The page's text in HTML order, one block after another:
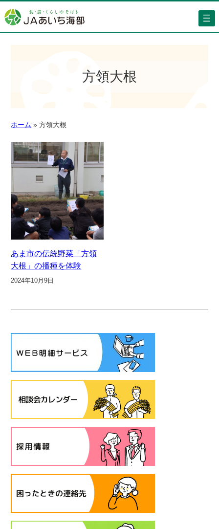
方領大根
ホーム » 方領大根
あま市の伝統野菜「方領
大根」の播種を体験
2024年10月9日